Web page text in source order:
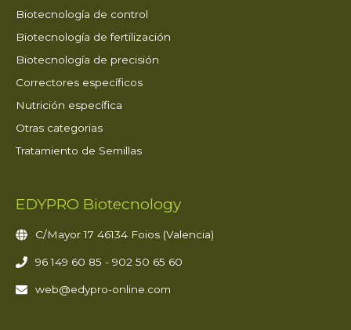
Biotecnología de control
Biotecnología de fertilización
Biotecnología de precisión
Correctores específicos
Nutrición específica
Otras categorias
Tratamiento de Semillas
EDYPRO Biotecnology
C/Mayor 17 46134 Foios (Valencia)
96 149 60 85 - 902 50 65 60
web@edypro-online.com